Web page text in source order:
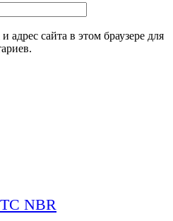
адрес сайта в этом браузере для
NBR